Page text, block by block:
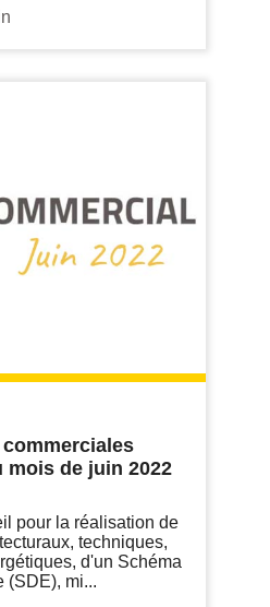
mois de juin 2022
pour la réalisation de
techniques,
d'un Schéma
(SDE), mi...